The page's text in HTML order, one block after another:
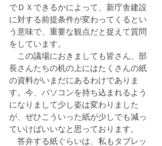
でＤＸできるかによって、新庁舎建設
に対する前提条件が変わってくるとい
う意味で、重要な観点だと捉えて質問
をしています。
この議場におきましても皆さん、部
長さんたちの机の上にはたくさんの紙
の資料がいまだにあるわけでありま
す。今、パソコンを持ち込まれるよう
になりまして少し姿は変わりました
が、ぜひこういった紙が少しでも減っ
ていけばいいなと思っております。
答弁する紙ぐらいは、私もタブレッ